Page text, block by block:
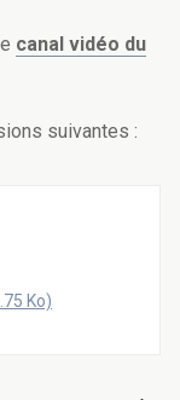
canal vidéo du
suivantes :
Ko)